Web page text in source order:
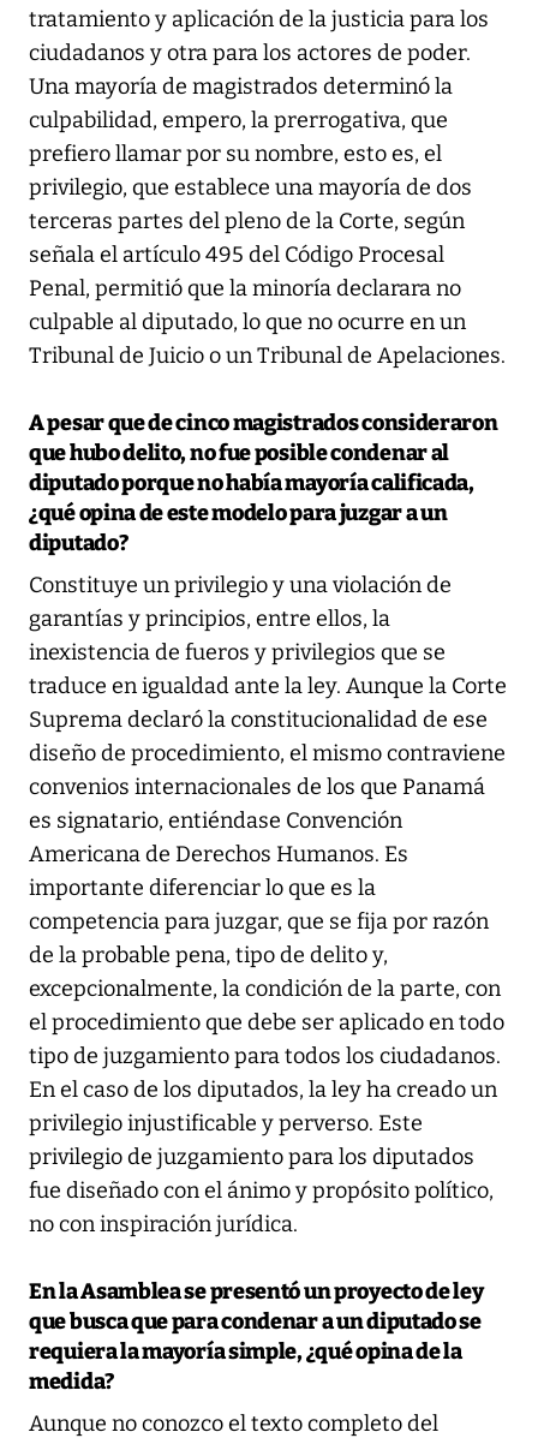
tratamiento y aplicación de la justicia para los
ciudadanos y otra para los actores de poder.
Una mayoría de magistrados determinó la
culpabilidad, empero, la prerrogativa, que
prefiero llamar por su nombre, esto es, el
privilegio, que establece una mayoría de dos
terceras partes del pleno de la Corte, según
señala el artículo 495 del Código Procesal
Penal, permitió que la minoría declarara no
culpable al diputado, lo que no ocurre en un
Tribunal de Juicio o un Tribunal de Apelaciones.
A pesar que de cinco magistrados consideraron
que hubo delito, no fue posible condenar al
diputado porque no había mayoría calificada,
¿qué opina de este modelo para juzgar a un
diputado?
Constituye un privilegio y una violación de
garantías y principios, entre ellos, la
inexistencia de fueros y privilegios que se
traduce en igualdad ante la ley. Aunque la Corte
Suprema declaró la constitucionalidad de ese
diseño de procedimiento, el mismo contraviene
convenios internacionales de los que Panamá
es signatario, entiéndase Convención
Americana de Derechos Humanos. Es
importante diferenciar lo que es la
competencia para juzgar, que se fija por razón
de la probable pena, tipo de delito y,
excepcionalmente, la condición de la parte, con
el procedimiento que debe ser aplicado en todo
tipo de juzgamiento para todos los ciudadanos.
En el caso de los diputados, la ley ha creado un
privilegio injustificable y perverso. Este
privilegio de juzgamiento para los diputados
fue diseñado con el ánimo y propósito político,
no con inspiración jurídica.
En la Asamblea se presentó un proyecto de ley
que busca que para condenar a un diputado se
requiera la mayoría simple, ¿qué opina de la
medida?
Aunque no conozco el texto completo del